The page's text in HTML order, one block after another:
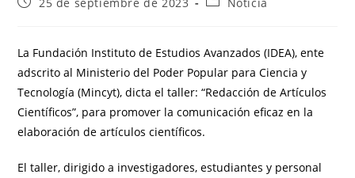
La Fundación Instituto de Estudios Avanzados (IDEA), ente
adscrito al Ministerio del Poder Popular para Ciencia y
Tecnología (Mincyt), dicta el taller: “Redacción de Artículos
Científicos”, para promover la comunicación eficaz en la
elaboración de artículos científicos.
El taller, dirigido a investigadores, estudiantes y personal